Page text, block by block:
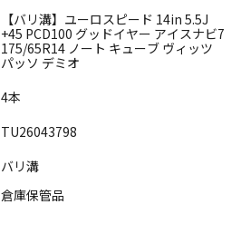
【バリ溝】ユーロスピード 14in 5.5J
+45 PCD100 グッドイヤー アイスナビ7
175/65R14 ノート キューブ ヴィッツ
パッソ デミオ
4本
TU26043798
バリ溝
倉庫保管品